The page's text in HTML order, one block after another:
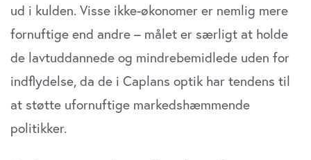
ud i kulden. Visse ikke-økonomer er nemlig mere
fornuftige end andre – målet er særligt at holde
de lavtuddannede og mindrebemidlede uden for
indflydelse, da de i Caplans optik har tendens til
at støtte ufornuftige markedshæmmende
politikker.